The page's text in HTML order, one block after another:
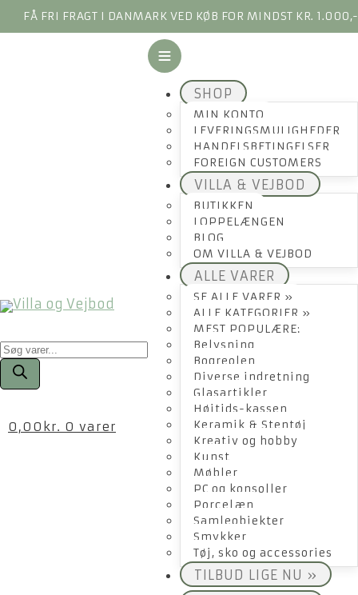
FÅ FRI FRAGT I DANMARK VED KØB FOR MINDST KR. 1.000,-
Products
search
0,00 kr. 0 varer
SHOP
MIN KONTO
LEVERINGSMULIGHEDER
HANDELSBETINGELSER
FOREIGN CUSTOMERS
VILLA & VEJBOD
BUTIKKEN
LOPPELÆNGEN
BLOG
OM VILLA & VEJBOD
ALLE VARER
SE ALLE VARER »
ALLE KATEGORIER »
MEST POPULÆRE:
Belysning
Bogreolen
Diverse indretning
Glasartikler
Højtids-kassen
Keramik & Stentøj
Kreativ og hobby
Kunst
Møbler
PC og konsoller
Porcelæn
Samleobjekter
Smykker
Tøj, sko og accessories
TILBUD LIGE NU »